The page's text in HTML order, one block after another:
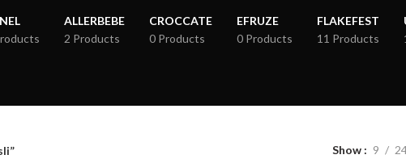
ALLERBEBE
2 Products
CROCCATE
0 Products
EFRUZE
0 Products
FLAKEFEST
11 Products
Show 9